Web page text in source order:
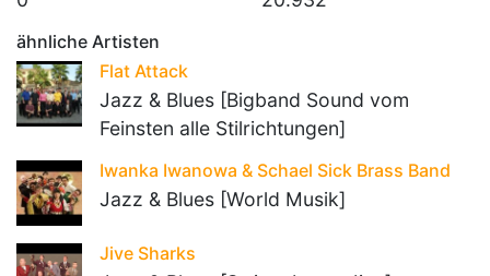
ähnliche Artisten
Flat Attack
Jazz & Blues [Bigband Sound vom
Feinsten alle Stilrichtungen]
Iwanka Iwanowa & Schael Sick Brass Band
Jazz & Blues [World Musik]
Jive Sharks